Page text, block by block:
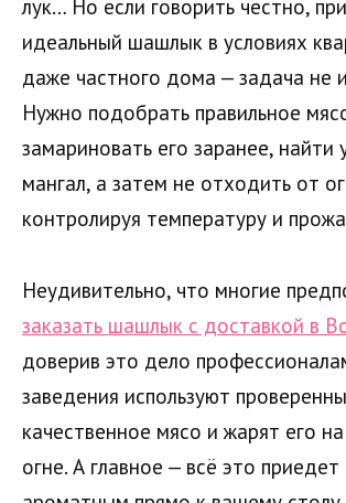
лук… Но если говорить честно,
идеальный шашлык в условиях
даже частного дома — задача не
Нужно подобрать правильное
замариновать его заранее, найти
мангал, а затем не отходить от
контролируя температуру и
Неудивительно, что многие
заказать шашлык с доставкой в
доверив это дело
заведения используют
качественное мясо и жарят его
огне. А главное — всё это приедет